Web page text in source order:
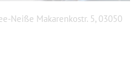
Neiße Makarenkostr. 5, 03050